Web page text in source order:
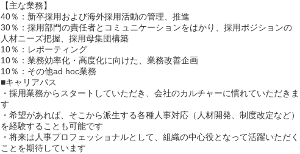
【主な業務】
40％：新卒採用および海外採用活動の管理、推進
30％：採用部門の責任者とコミュニケーションをはかり、採用ポジションの
人材ニーズ把握、採用母集団構築
10％：レポーティング
10％：業務効率化・高度化に向けた、業務改善企画
10％：その他ad hoc業務
■キャリアパス
・採用業務からスタートしていただき、会社のカルチャーに慣れていただきま
す
・希望があれば、そこから派生する各種人事対応（人材開発、制度改定など）
を経験することも可能です
・将来は人事プロフェッショナルとして、組織の中心役となって活躍いただく
ことを期待しています